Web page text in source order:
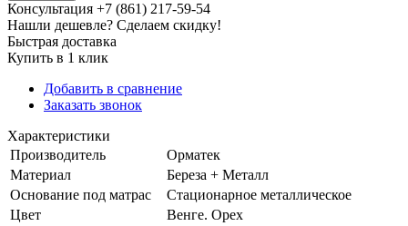
Консультация +7 (861) 217-59-54
Нашли дешевле? Сделаем скидку!
Быстрая доставка
Купить в 1 клик
Добавить в сравнение
Заказать звонок
Характеристики
Производитель
Орматек
Материал
Береза + Металл
Основание под матрас
Стационарное металлическое
Цвет
Венге. Орех